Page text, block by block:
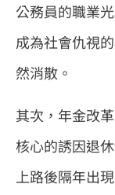
公務員的職業
成為社會仇視
然消散。
其次，年金改
核心的誘因退
上路後隔年出